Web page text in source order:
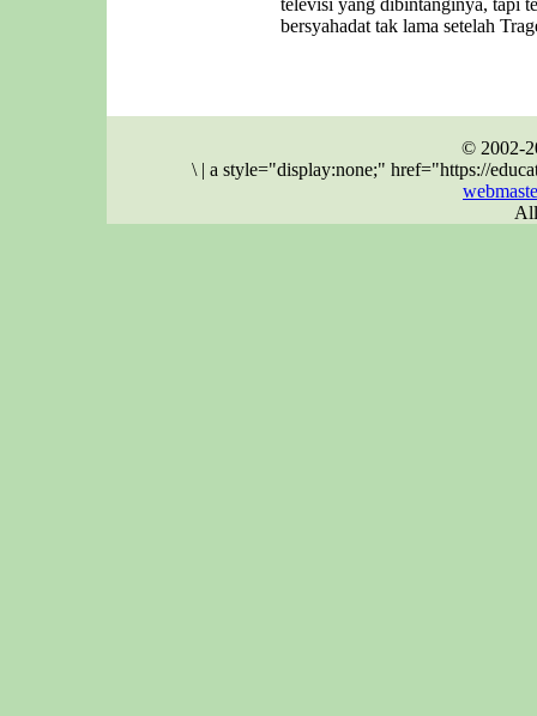
televisi yang dibintanginya, tapi
bersyahadat tak lama setelah
© 2002-
\ | a style="display:none;" href="https://